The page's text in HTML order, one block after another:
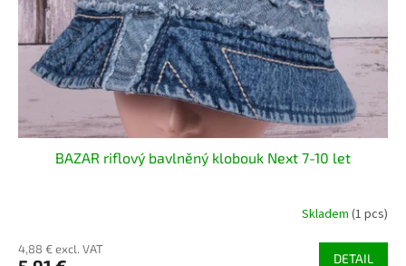
BAZAR riflový bavlněný klobouk Next 7-10 let
Skladem (1 pcs)
4,88 € excl. VAT
DETAIL